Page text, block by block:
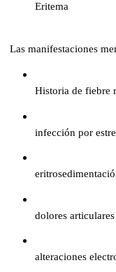
Eritema
Las manifestaciones
Historia de fiebre
infección por
dolores articulares
alteraciones